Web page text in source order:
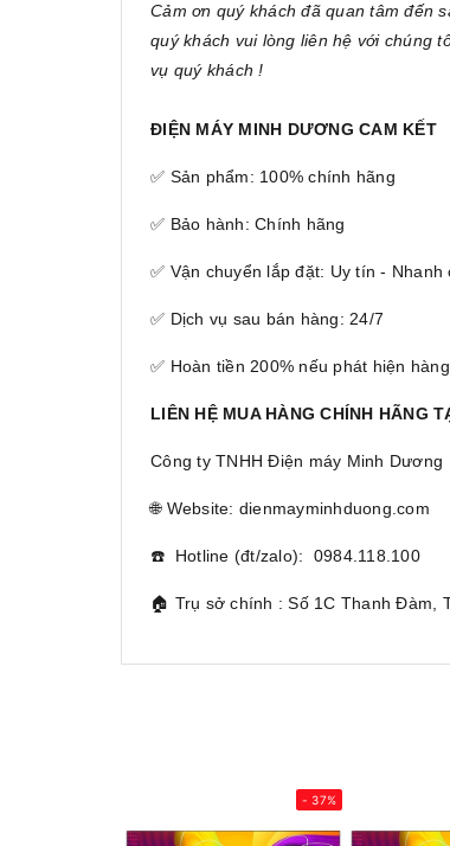
Cảm ơn quý khách đã quan tâm đến
quý khách vui lòng liên hệ với chúng
vụ quý khách !
ĐIỆN MÁY MINH DƯƠNG CAM KẾT
✅ Sản phẩm: 100% chính hãng
✅ Bảo hành: Chính hãng
✅ Vận chuyển lắp đặt: Uy tín - Nhanh
✅ Dịch vụ sau bán hàng: 24/7
✅ Hoàn tiền 200% nếu phát hiện
LIÊN HỆ MUA HÀNG CHÍNH HÃNG
Công ty TNHH Điện máy Minh Dương
🌐 Website: dienmayminhduong.com
☎️ Hotline (đt/zalo): 0984.118.100
🏠 Trụ sở chính : Số 1C Thanh Đàm,
- 37%